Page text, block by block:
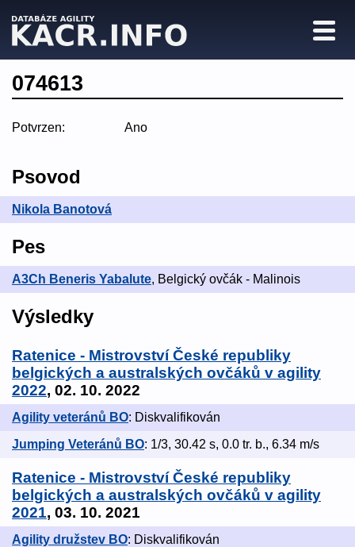
074613
Potvrzen: Ano
Psovod
Nikola Banotová
Pes
A3Ch Beneris Yabalute, Belgický ovčák - Malinois
Výsledky
Ratenice - Mistrovství České republiky
belgických a australských ovčáků v agility
2022, 02. 10. 2022
Agility veteránů BO: Diskvalifikován
Jumping Veteránů BO: 1/3, 30.42 s, 0.0 tr. b., 6.34 m/s
Ratenice - Mistrovství České republiky
belgických a australských ovčáků v agility
2021, 03. 10. 2021
Agility družstev BO: Diskvalifikován